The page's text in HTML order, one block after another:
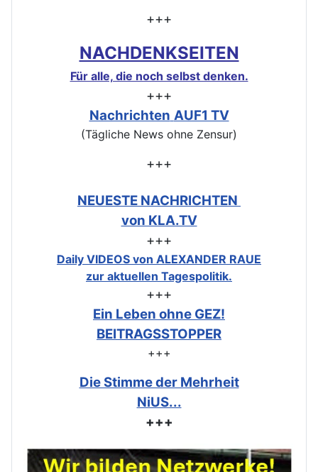
+++
NACHDENKSEITEN
Für alle, die noch selbst denken.
+++
Nachrichten AUF1 TV
(Tägliche News ohne Zensur)
+++
NEUESTE NACHRICHTEN
von KLA.TV
+++
Daily VIDEOS von ALEXANDER RAUE
zur aktuellen Tagespolitik.
+++
Ein Leben ohne GEZ!
BEITRAGSSTOPPER
+++
Die Stimme der Mehrheit
NiUS...
+++